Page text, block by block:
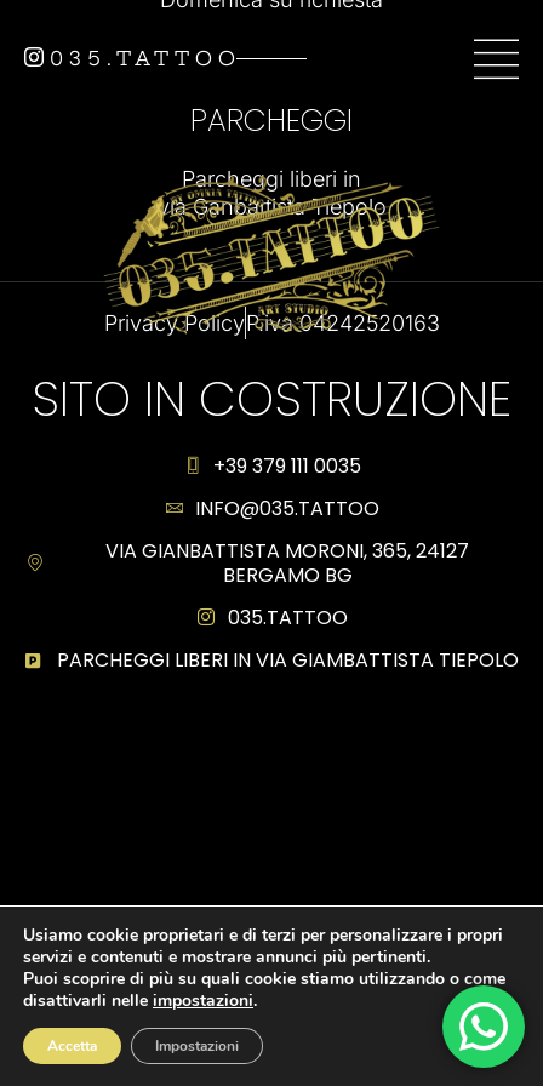
035.TATTOO
SITO IN COSTRUZIONE
+39 379 111 0035
INFO@035.TATTOO
VIA GIANBATTISTA MORONI, 365, 24127
BERGAMO BG
035.TATTOO
PARCHEGGI LIBERI IN VIA GIAMBATTISTA TIEPOLO
PARCHEGGI
Parcheggi liberi in
via Ganbattista Tiepolo
Privacy PolicyP.iva 04242520163
Usiamo cookie proprietari e di terzi per personalizzare i propri
servizi e contenuti e mostrare annunci più pertinenti.
Puoi scoprire di più su quali cookie stiamo utilizzando o come
disattivarli nelle impostazioni.
Accetta Impostazioni